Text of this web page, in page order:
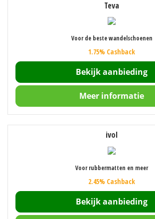
Teva
Voor de beste wandelschoenen
1.75% Cashback
Bekijk aanbieding
Meer informatie
ivol
Voor rubbermatten en meer
2.45% Cashback
Bekijk aanbieding